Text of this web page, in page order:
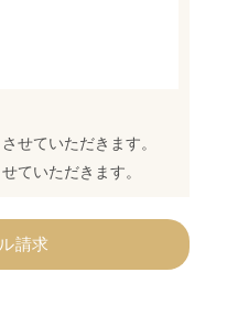
せていただきます。
ていただきます。
請求